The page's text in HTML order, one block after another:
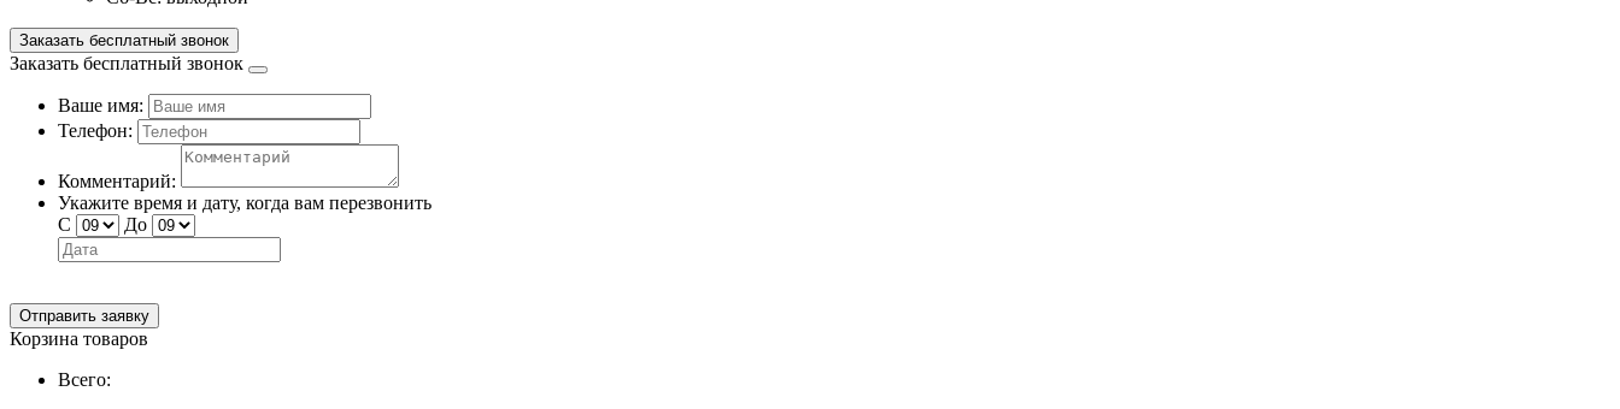
Заказать бесплатный звонок
Заказать бесплатный звонок
Ваше имя:
Телефон:
Комментарий:
Укажите время и дату, когда вам перезвонить
С
До
Отправить заявку
Корзина товаров
Всего: